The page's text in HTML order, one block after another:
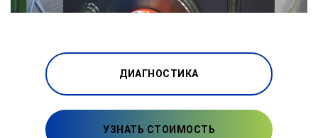
ДИАГНОСТИКА
УЗНАТЬ СТОИМОСТЬ